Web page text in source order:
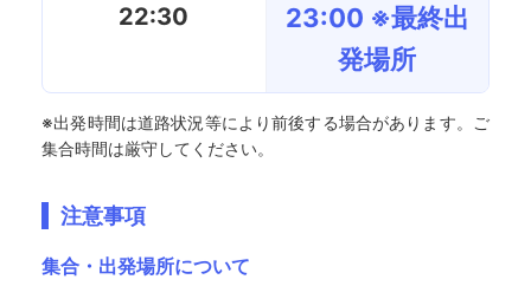
22:30
23:00 ※最終出
発場所
※出発時間は道路状況等により前後する場合があります。ご
集合時間は厳守してください。
注意事項
集合・出発場所について